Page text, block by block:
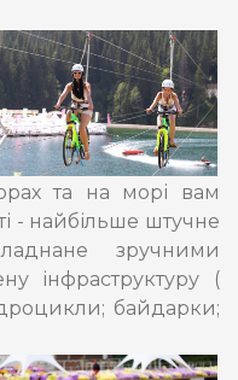
та на морі вам
- найбільше штучне
зручними
інфраструктуру (
байдарки;